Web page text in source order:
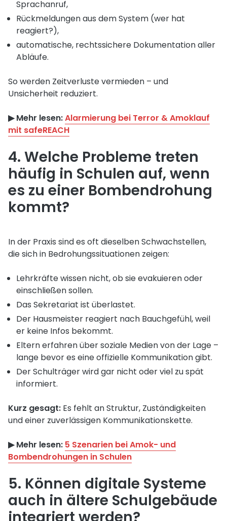
Sprachanruf,
Rückmeldungen aus dem System (wer hat
reagiert?),
automatische, rechtssichere Dokumentation aller
Abläufe.
So werden Zeitverluste vermieden – und
Unsicherheit reduziert.
▶︎ Mehr lesen:Alarmierung bei Terror & Amoklauf
mit safeREACH
4. Welche Probleme treten
häufig in Schulen auf, wenn
es zu einer Bombendrohung
kommt?
In der Praxis sind es oft dieselben Schwachstellen,
die sich in Bedrohungssituationen zeigen:
Lehrkräfte wissen nicht, ob sie evakuieren oder
einschließen sollen.
Das Sekretariat ist überlastet.
Der Hausmeister reagiert nach Bauchgefühl, weil
er keine Infos bekommt.
Eltern erfahren über soziale Medien von der Lage –
lange bevor es eine offizielle Kommunikation gibt.
Der Schulträger wird gar nicht oder viel zu spät
informiert.
Kurz gesagt: Es fehlt an Struktur, Zuständigkeiten
und einer zuverlässigen Kommunikationskette.
▶︎ Mehr lesen: 5 Szenarien bei Amok- und
Bombendrohungen in Schulen
5. Können digitale Systeme
auch in ältere Schulgebäude